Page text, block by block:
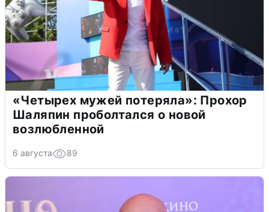
«Четырех мужей потеряла»: Прохор
Шаляпин проболтался о новой
возлюбленной
6 августа 89